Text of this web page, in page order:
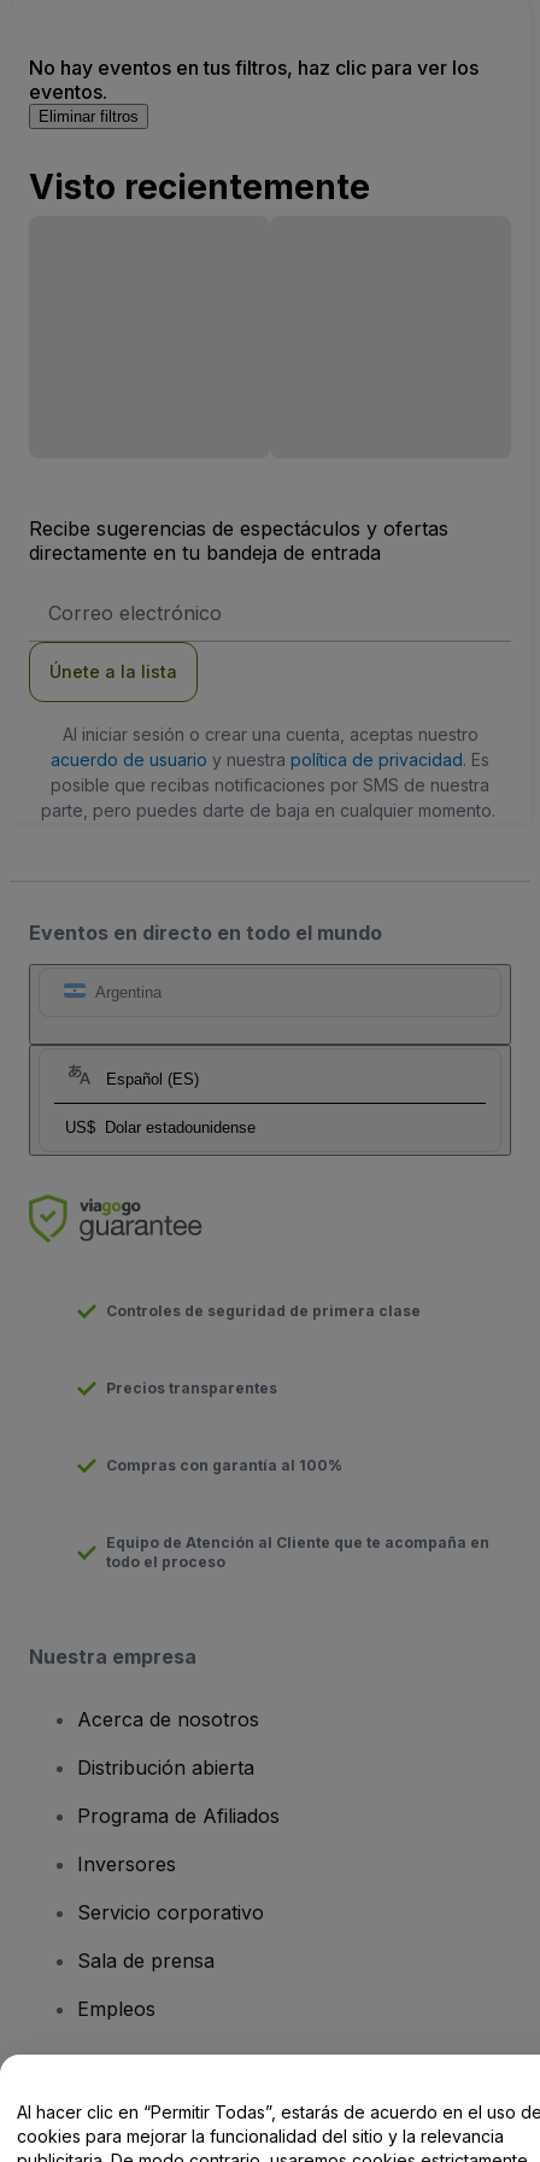
No hay eventos en tus filtros, haz clic para ver los
eventos.
Eliminar filtros
Visto recientemente
Recibe sugerencias de espectáculos y ofertas
directamente en tu bandeja de entrada
de
Únete a la lista
Al iniciar sesión o crear una cuenta, aceptas nuestro
acuerdo de usuario y nuestra política de privacidad. Es
posible que recibas notificaciones por SMS de nuestra
parte, pero puedes darte de baja en cualquier momento.
Eventos en directo en todo el mundo
Argentina
Español (ES)
US$ Dolar estadounidense
Controles de seguridad de primera clase
Precios transparentes
Compras con garantía al 100%
Equipo de Atención al Cliente que te acompaña en
todo el proceso
Nuestra empresa
Acerca de nosotros
Distribución abierta
Programa de Afiliados
Inversores
Servicio corporativo
Sala de prensa
Empleos
Centro de Ayuda / Contacto
Al hacer clic en “Permitir Todas”, estarás de acuerdo en el uso
cookies para mejorar la funcionalidad del sitio y la relevancia